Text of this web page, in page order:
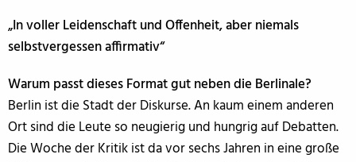
„In voller Leidenschaft und Offenheit, aber niemals
selbstvergessen affirmativ“
Warum passt dieses Format gut neben die Berlinale?
Berlin ist die Stadt der Diskurse. An kaum einem anderen
Ort sind die Leute so neugierig und hungrig auf Debatten.
Die Woche der Kritik ist da vor sechs Jahren in eine große